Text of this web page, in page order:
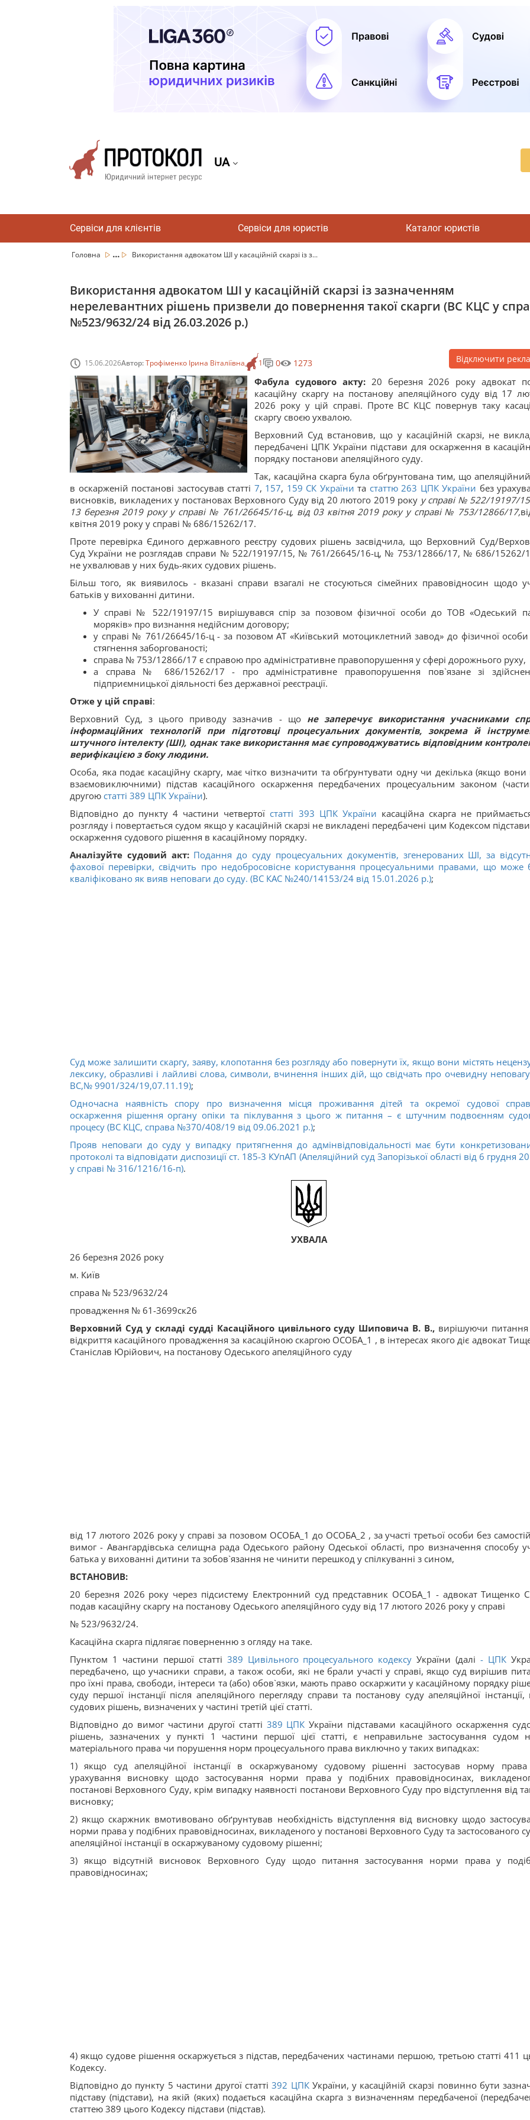
UA
Сервіси для клієнтів Сервіси для юристів Каталог юристів
Головна ... Використання адвокатом ШІ у касаційній скарзі із з...
Використання адвокатом ШІ у касаційній скарзі із зазначенням
нерелевантних рішень призвели до повернення такої скарги (ВС КЦС у
№523/9632/24 від 26.03.2026 р.)
15.06.2026Автор:Трофіменко Ірина Віталіївна 1 0 1273 Відключити
Фабула судового акту: 20 березня 2026 року адвокат
касаційну скаргу на постанову апеляційного суду від 17
2026 року у цій справі. Проте ВС КЦС повернув таку
скаргу своєю ухвалою.
Верховний Суд встановив, що у касаційній скарзі, не
передбачені ЦПК України підстави для оскарження в
порядку постанови апеляційного суду.
Так, касаційна скарга була обґрунтована тим, що
в оскарженій постанові застосував статті 7, 157, 159 СК України та статтю 263 ЦПК України без
висновків, викладених у постановах Верховного Суду від 20 лютого 2019 року у справі № 522/19197/
13 березня 2019 року у справі № 761/26645/16-ц, від 03 квітня 2019 року у справі № 753/12866/17,
квітня 2019 року у справі № 686/15262/17.
Проте перевірка Єдиного державного реєстру судових рішень засвідчила, що Верховний Суд/
Суд України не розглядав справи № 522/19197/15, № 761/26645/16-ц, № 753/12866/17, № 686/15262/
не ухвалював у них будь-яких судових рішень.
Більш того, як виявилось - вказані справи взагалі не стосуються сімейних правовідносин щодо
батьків у вихованні дитини.
У справі № 522/19197/15 вирішувався спір за позовом фізичної особи до ТОВ «Одеський
моряків» про визнання недійсним договору;
у справі № 761/26645/16-ц - за позовом АТ «Київський мотоциклетний завод» до фізичної
стягнення заборгованості;
справа № 753/12866/17 є справою про адміністративне правопорушення у сфері дорожнього руху,
а справа № 686/15262/17 - про адміністративне правопорушення пов`язане зі
підприємницької діяльності без державної реєстрації.
Отже у цій справі:
Верховний Суд, з цього приводу зазначив - щоне заперечує використання учасниками
інформаційних технологій при підготовці процесуальних документів, зокрема й
штучного інтелекту (ШІ), однак таке використання має супроводжуватись відповідним
верифікацією з боку людини.
Особа, яка подає касаційну скаргу, має чітко визначити та обґрунтувати одну чи декілька (якщо вони
взаємовиключними) підстав касаційного оскарження передбачених процесуальним законом
другою статті 389 ЦПК України).
Відповідно до пункту 4 частини четвертоїстатті 393 ЦПК України касаційна скарга не
розгляду і повертається судом якщо у касаційній скарзі не викладені передбачені цим Кодексом
оскарження судового рішення в касаційному порядку.
Аналізуйте судовий акт: Подання до суду процесуальних документів, згенерованих ШІ, за
фахової перевірки, свідчить про недобросовісне користування процесуальними правами, що може
кваліфіковано як вияв неповаги до суду. (ВС КАС №240/14153/24 від 15.01.2026 р.);
Суд може залишити скаргу, заяву, клопотання без розгляду або повернути їх, якщо вони містять
лексику, образливі і лайливі слова, символи, вчинення інших дій, що свідчать про очевидну
ВС,№ 9901/324/19,07.11.19);
Одночасна наявність спору про визначення місця проживання дітей та окремої судової
оскарження рішення органу опіки та піклування з цього ж питання – є штучним подвоєнням
процесу (ВС КЦС, справа №370/408/19 від 09.06.2021 р.);
Прояв неповаги до суду у випадку притягнення до адмінвідповідальності має бути
протоколі та відповідати диспозиції ст. 185-3 КУпАП (Апеляційний суд Запорізької області від 6 грудня
у справі № 316/1216/16-п).
УХВАЛА
26 березня 2026 року
м. Київ
справа № 523/9632/24
провадження № 61-3699ск26
Верховний Суд у складі судді Касаційного цивільного суду Шиповича В. В., вирішуючи
відкриття касаційного провадження за касаційною скаргою ОСОБА_1 , в інтересах якого діє адвокат
Станіслав Юрійович, на постанову Одеського апеляційного суду
від 17 лютого 2026 року у справі за позовом ОСОБА_1 до ОСОБА_2 , за участі третьої особи без
вимог - Авангардівська селищна рада Одеського району Одеської області, про визначення способу
батька у вихованні дитини та зобов`язання не чинити перешкод у спілкуванні з сином,
ВСТАНОВИВ:
20 березня 2026 року через підсистему Електронний суд представник ОСОБА_1 - адвокат Тищенко
подав касаційну скаргу на постанову Одеського апеляційного суду від 17 лютого 2026 року у справі
№ 523/9632/24.
Касаційна скарга підлягає поверненню з огляду на таке.
Пунктом 1 частини першої статті 389 Цивільного процесуального кодексу України (далі - ЦПК
передбачено, що учасники справи, а також особи, які не брали участі у справі, якщо суд вирішив
про їхні права, свободи, інтереси та (або) обов`язки, мають право оскаржити у касаційному порядку
суду першої інстанції після апеляційного перегляду справи та постанову суду апеляційної інстанції,
судових рішень, визначених у частині третій цієї статті.
Відповідно до вимог частини другої статті 389 ЦПК України підставами касаційного оскарження
рішень, зазначених у пункті 1 частини першої цієї статті, є неправильне застосування судом
матеріального права чи порушення норм процесуального права виключно у таких випадках:
1) якщо суд апеляційної інстанції в оскаржуваному судовому рішенні застосував норму
урахування висновку щодо застосування норми права у подібних правовідносинах,
постанові Верховного Суду, крім випадку наявності постанови Верховного Суду про відступлення від
висновку;
2) якщо скаржник вмотивовано обґрунтував необхідність відступлення від висновку щодо
норми права у подібних правовідносинах, викладеного у постанові Верховного Суду та застосованого
апеляційної інстанції в оскаржуваному судовому рішенні;
3) якщо відсутній висновок Верховного Суду щодо питання застосування норми права у
правовідносинах;
4) якщо судове рішення оскаржується з підстав, передбачених частинами першою, третьою статті 411
Кодексу.
Відповідно до пункту 5 частини другої статті 392 ЦПКУкраїни, у касаційній скарзі повинно бути
підставу (підстави), на якій (яких) подається касаційна скарга з визначенням передбаченої
статтею 389 цього Кодексу підстави (підстав).